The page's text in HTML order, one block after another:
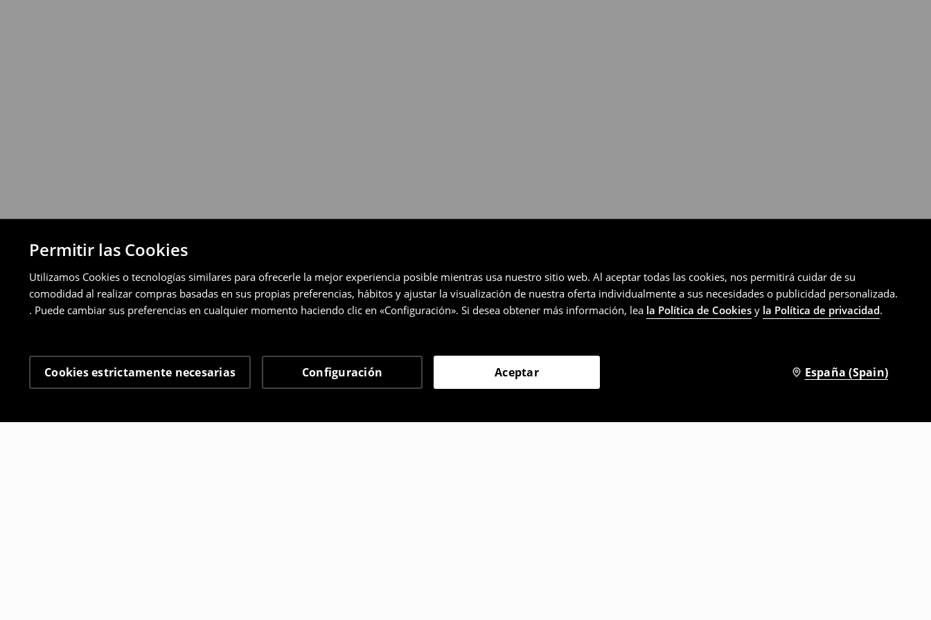
Permitir las Cookies
Utilizamos Cookies o tecnologías similares para ofrecerle la mejor experiencia posible mientras usa nuestro sitio web. Al aceptar todas las cookies, nos permitirá cuidar de su
comodidad al realizar compras basadas en sus propias preferencias, hábitos y ajustar la visualización de nuestra oferta individualmente a sus necesidades o publicidad personalizada.
. Puede cambiar sus preferencias en cualquier momento haciendo clic en «Configuración». Si desea obtener más información, lea la Política de Cookies y la Política de privacidad.
Cookies estrictamente necesarias Configuración Aceptar España (Spain)